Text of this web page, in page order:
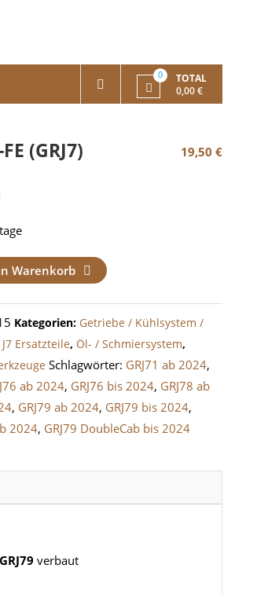
0
TOTAL
0,00 €
(GRJ7) 19,50 €
Warenkorb
Kategorien: Getriebe / Kühlsystem /
Ersatzteile, Öl- / Schmiersystem,
Schlagwörter: GRJ71 ab 2024,
ab 2024, GRJ76 bis 2024, GRJ78 ab
, GRJ79 ab 2024, GRJ79 bis 2024,
2024, GRJ79 DoubleCab bis 2024
verbaut